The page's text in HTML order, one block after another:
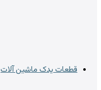
قطعات یدک ماشین آلات